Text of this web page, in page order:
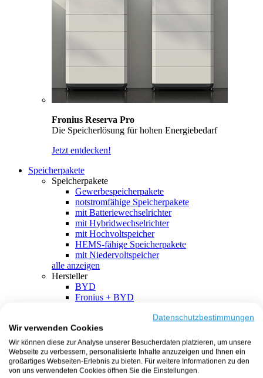
Fronius Reserva Pro
Die Speicherlösung für hohen Energiebedarf
Jetzt entdecken!
Speicherpakete
Speicherpakete
Gewerbespeicherpakete
notstromfähige Speicherpakete
mit Batteriewechselrichter
mit Hybridwechselrichter
mit Hochvoltspeicher
HEMS-fähige Speicherpakete
mit Niedervoltspeicher
alle anzeigen
Hersteller
BYD
Fronius + BYD
SMA + BYD
EcoFlow
EcoFlow + EcoFlow
FENECON
FENECON + FENECON
Datenschutzbestimmungen
Wir verwenden Cookies
Wir können diese zur Analyse unserer Besucherdaten platzieren, um unsere
Webseite zu verbessern, personalisierte Inhalte anzuzeigen und Ihnen ein
großartiges Webseiten-Erlebnis zu bieten. Für weitere Informationen zu den
von uns verwendeten Cookies öffnen Sie die Einstellungen.